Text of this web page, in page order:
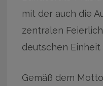
mit der auch die
zentralen
deutschen
Gemäß dem